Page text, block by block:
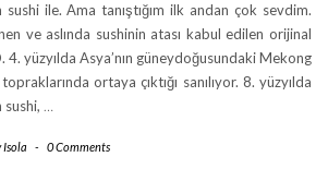
sushi ile. Ama tanıştığım ilk andan çok sevdim.
ve aslında sushinin atası kabul edilen orijinal
yüzyılda Asya’nın güneydoğusundaki Mekong
ortaya çıktığı sanılıyor. 8. yüzyılda
sushi, …
Isola - 0 Comments